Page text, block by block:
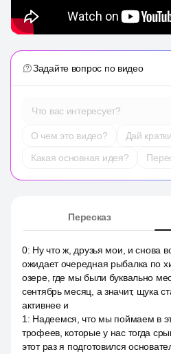
Задайте вопрос по видео
Что вас интересует?
О чем это видео?
Дай
Какая основная идея?
Пересказ
0: Ну что ж, друзья мои, и снова
ожидает очередная рыбалка по
озере, где мы были буквально
сентябрь месяц, а значит, щука
активнее и
1 : Надеемся, что мы поймаем в
трофеев, которые у нас тогда
этот раз я подготовился